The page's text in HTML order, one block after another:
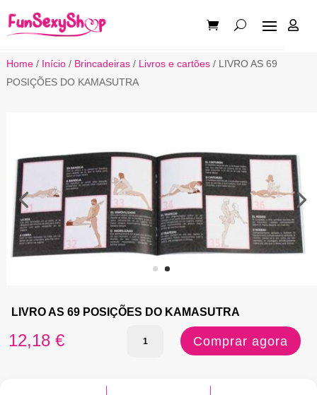

Home/ Início/ Brincadeiras/ Livros e cartões/ LIVRO AS 69
POSIÇÕES DO KAMASUTRA
LIVRO AS 69 POSIÇÕES DO KAMASUTRA
12,18 €
Quantidade
Comprar agora